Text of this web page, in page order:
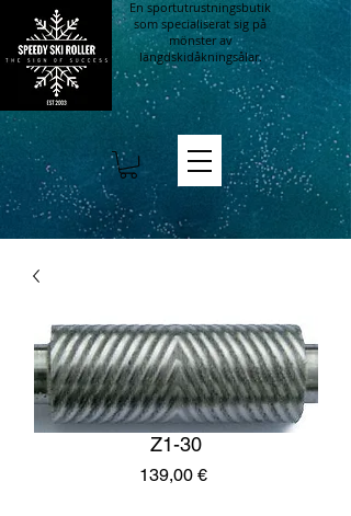
En sportutrustningsbutik
som specialiserat sig på
mönster av
längdskidåkningsålar.
Z1-30
139,00 €Pris